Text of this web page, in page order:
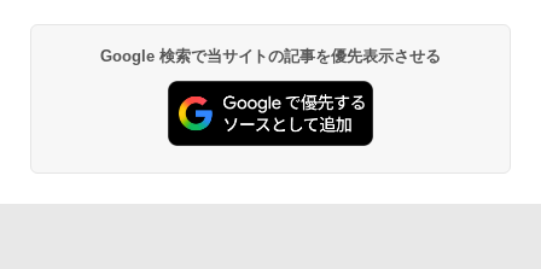
Google 検索で当サイトの記事を優先表示させる